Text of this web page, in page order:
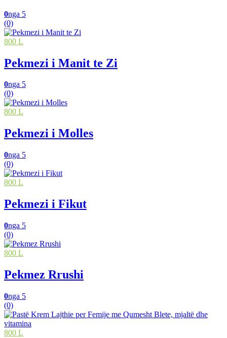
0nga 5
(0)
800 L
Pekmezi i Manit te Zi
0nga 5
(0)
800 L
Pekmezi i Molles
0nga 5
(0)
800 L
Pekmezi i Fikut
0nga 5
(0)
800 L
Pekmez Rrushi
0nga 5
(0)
800 L